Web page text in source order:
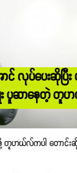
လုပ်ပေးဆိုပြီး
း ပူဆာနေတဲ့
တူဟယ်လ်ကပါ တောင်း